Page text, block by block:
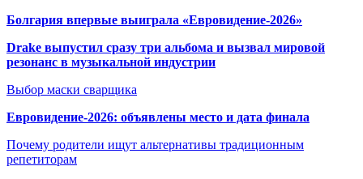
Болгария впервые выиграла «Евровидение-2026»
Drake выпустил сразу три альбома и вызвал мировой
резонанс в музыкальной индустрии
Выбор маски сварщика
Евровидение-2026: объявлены место и дата финала
Почему родители ищут альтернативы традиционным
репетиторам